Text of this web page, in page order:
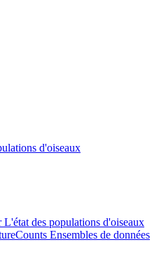
d'oiseaux
L'état des populations d'oiseaux
Ensembles de données